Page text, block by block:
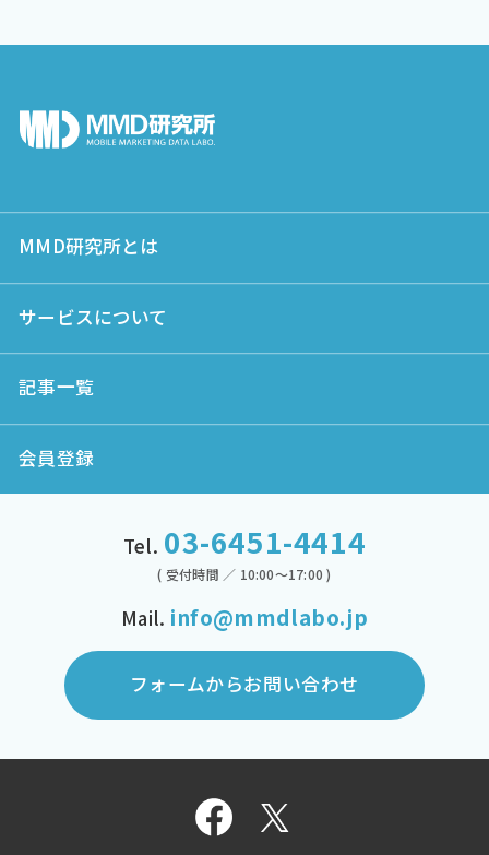
MMD研究所とは
サービスについて
記事一覧
会員登録
Tel. 03-6451-4414
( 受付時間 ／ 10:00～17:00 )
Mail. info@mmdlabo.jp
フォームからお問い合わせ